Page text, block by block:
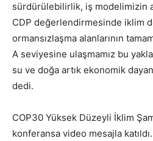
sürdürülebilirlik, iş modelimizin
CDP değerlendirmesinde iklim
ormansızlaşma alanlarının
A seviyesine ulaşmamız bu
su ve doğa artık ekonomik
dedi.
COP30 Yüksek Düzeyli İklim
konferansa video mesajla